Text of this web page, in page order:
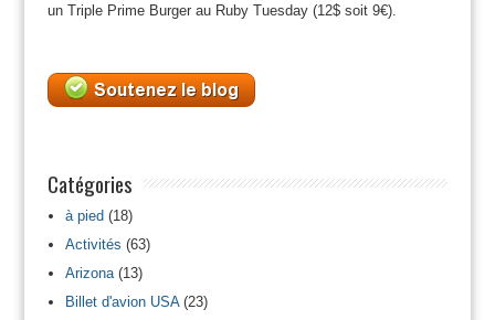
un Triple Prime Burger au Ruby Tuesday (12$ soit 9€).
Catégories
à pied(18)
Activités (63)
Arizona(13)
Billet d'avion USA(23)